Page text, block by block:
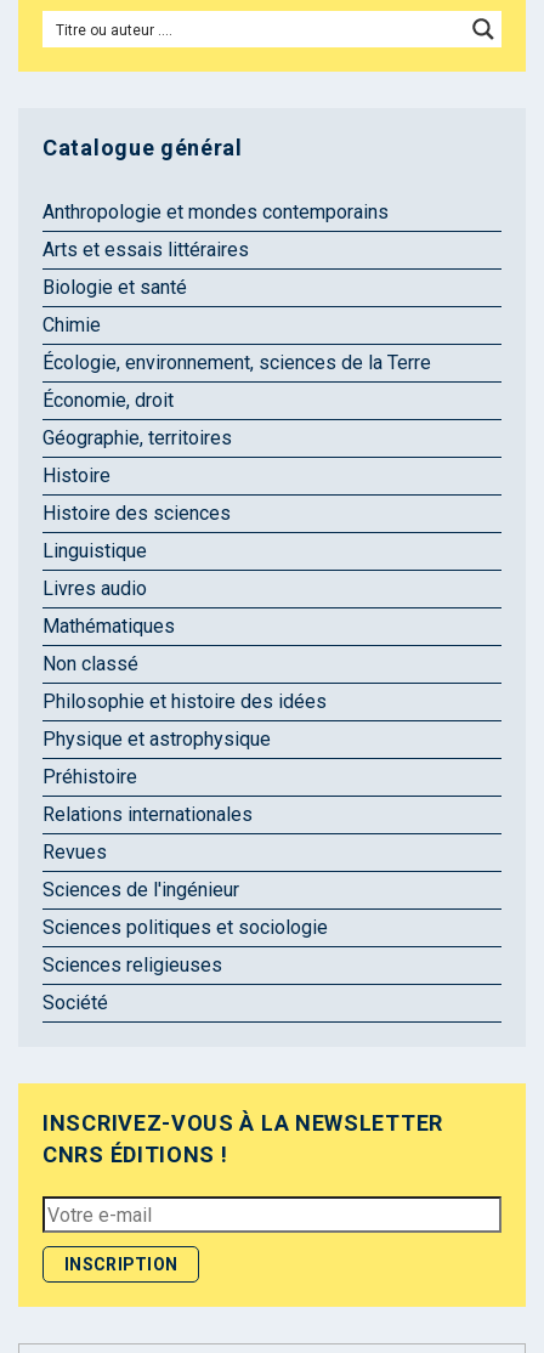
Catalogue général
Anthropologie et mondes contemporains
Arts et essais littéraires
Biologie et santé
Chimie
Écologie, environnement, sciences de la Terre
Économie, droit
Géographie, territoires
Histoire
Histoire des sciences
Linguistique
Livres audio
Mathématiques
Non classé
Philosophie et histoire des idées
Physique et astrophysique
Préhistoire
Relations internationales
Revues
Sciences de l'ingénieur
Sciences politiques et sociologie
Sciences religieuses
Société
INSCRIVEZ-VOUS À LA NEWSLETTER
CNRS ÉDITIONS !